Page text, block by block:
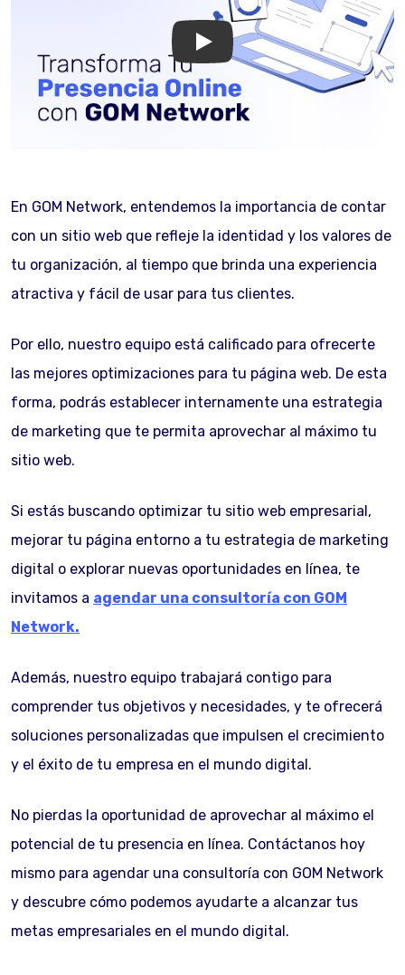
GOM Network
En GOM Network, entendemos la importancia de contar
con un sitio web que refleje la identidad y los valores de
tu organización, al tiempo que brinda una experiencia
atractiva y fácil de usar para tus clientes.
Por ello, nuestro equipo está calificado para ofrecerte
las mejores optimizaciones para tu página web. De esta
forma, podrás establecer internamente una estrategia
de marketing que te permita aprovechar al máximo tu
sitio web.
Si estás buscando optimizar tu sitio web empresarial,
mejorar tu página entorno a tu estrategia de marketing
digital o explorar nuevas oportunidades en línea, te
invitamos a agendar una consultoría con GOM
Network.
Además, nuestro equipo trabajará contigo para
comprender tus objetivos y necesidades, y te ofrecerá
soluciones personalizadas que impulsen el crecimiento
y el éxito de tu empresa en el mundo digital.
No pierdas la oportunidad de aprovechar al máximo el
potencial de tu presencia en línea. Contáctanos hoy
mismo para agendar una consultoría con GOM Network
y descubre cómo podemos ayudarte a alcanzar tus
metas empresariales en el mundo digital.